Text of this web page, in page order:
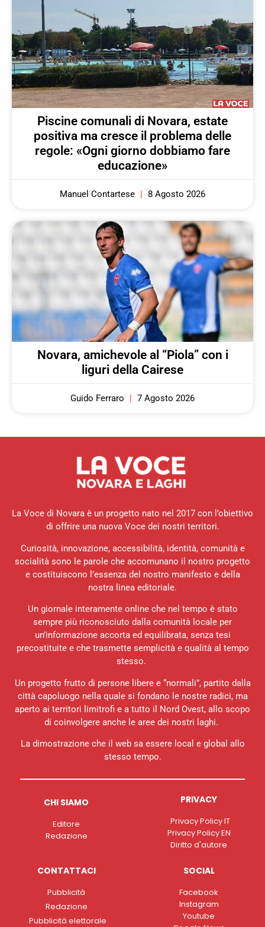
Piscine comunali di Novara, estate
positiva ma cresce il problema delle
regole: «Ogni giorno dobbiamo fare
educazione»
Manuel Contartese 8 Agosto 2026
Novara, amichevole al “Piola” con i
liguri della Cairese
Guido Ferraro 7 Agosto 2026
La Voce di Novara è un progetto nato nel 2017 con l’obiettivo
di offrire una nuova Voce dei nostri territori.
Curiosità, innovazione, accessibilità, identità, comunità e
socialità sono le parole che accomunano il nostro progetto
e costituiscono l’essenza del nostro manifesto e della
nostra linea editoriale.
Un giornale interamente online che nel tempo è stato
sempre più riconosciuto dalla comunità locale per
un’informazione accorta ed equilibrata, senza tesi
precostituite e che trasmette semplicità e qualità al tempo
stesso.
Un progetto frutto di persone libere e “normali”, partito dalla
città capoluogo nella quale si fondano le nostre radici, ma
aperto ai territori limitrofi e a tutto il Nord Ovest, allo scopo
di coinvolgere anche le aree dei nostri laghi.
La dimostrazione che il web sa essere local e global allo
stesso tempo.
CHI SIAMO
Editore
Redazione
PRIVACY
Privacy Policy IT
Privacy Policy EN
Diritto d'autore
CONTATTACI
Pubblicità
Redazione
Pubblicità elettorale
SOCIAL
Facebook
Instagram
Youtube